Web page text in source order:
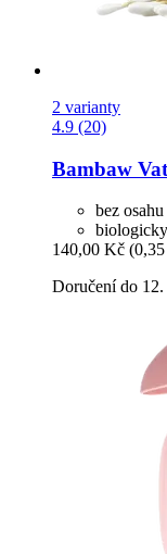
2 varianty
4.9 (20)
Bambaw
bez
140,00 Kč
Doručení do 12.